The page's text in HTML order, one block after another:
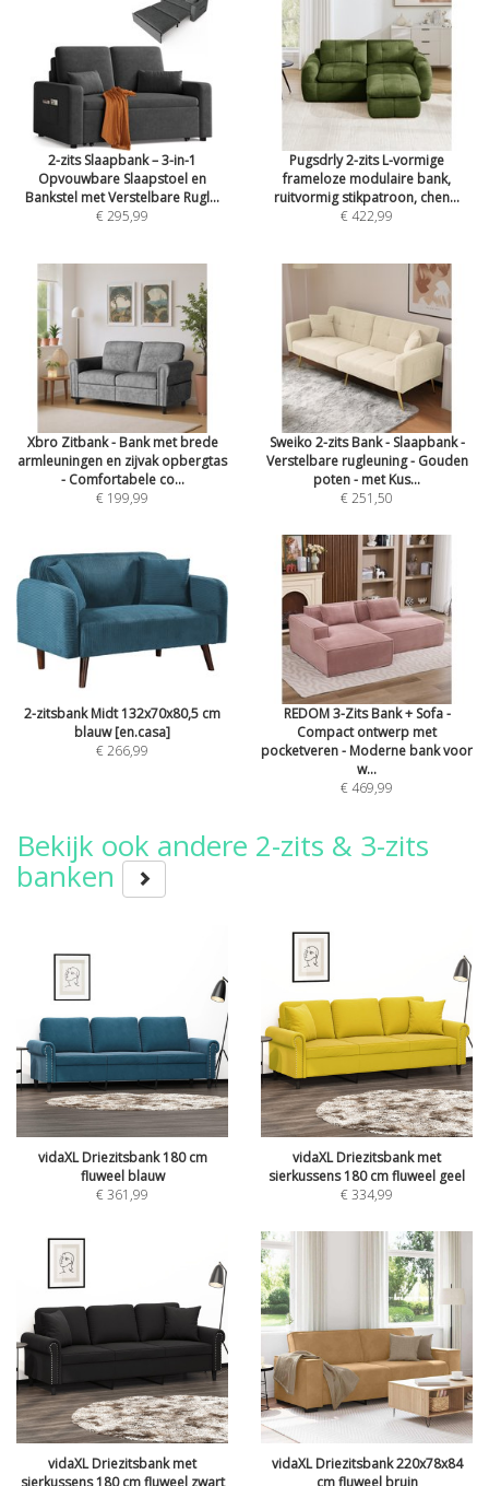
2-zits Slaapbank – 3-in-1
Opvouwbare Slaapstoel en
Bankstel met Verstelbare Rugl...
€ 295,99
Pugsdrly 2-zits L-vormige
frameloze modulaire bank,
ruitvormig stikpatroon, chen...
€ 422,99
Xbro Zitbank - Bank met brede
armleuningen en zijvak opbergtas
- Comfortabele co...
€ 199,99
Sweiko 2-zits Bank - Slaapbank -
Verstelbare rugleuning - Gouden
poten - met Kus...
€ 251,50
2-zitsbank Midt 132x70x80,5 cm
blauw [en.casa]
€ 266,99
REDOM 3-Zits Bank + Sofa -
Compact ontwerp met
pocketveren - Moderne bank voor
w...
€ 469,99
Bekijk ook andere 2-zits & 3-zits
banken
vidaXL Driezitsbank 180 cm
fluweel blauw
€361,99
vidaXL Driezitsbank met
sierkussens 180 cm fluweel geel
€334,99
vidaXL Driezitsbank met
vidaXL Driezitsbank 220x78x84